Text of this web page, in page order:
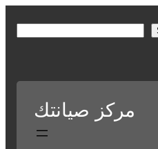
r
مركز صيانتك